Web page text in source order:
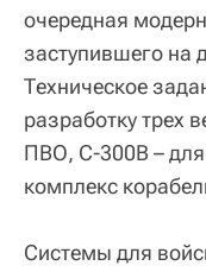
очередная
заступившего на
Техническое
разработку трех
ПВО, С-300В –
комплекс
Системы для